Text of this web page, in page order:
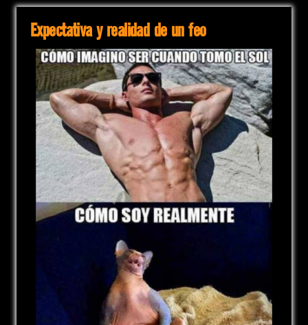
Expectativa y realidad de un feo